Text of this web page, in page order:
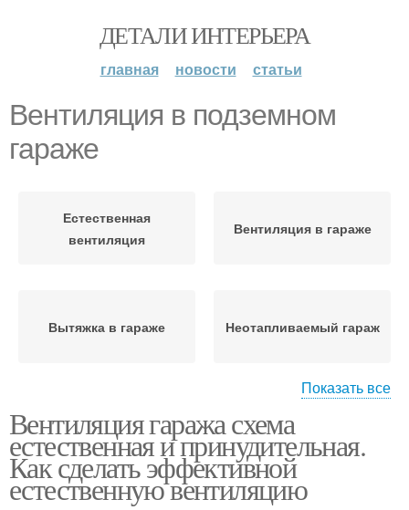
ДЕТАЛИ ИНТЕРЬЕРА
главная новости статьи
Вентиляция в подземном
гараже
Естественная
вентиляция
Вентиляция в гараже
Вытяжка в гараже Неотапливаемый гараж
период
Вентиляция в подвале
Показать все
Вентиляция гаража схема
естественная и принудительная.
Как сделать эффективной
естественную вентиляцию